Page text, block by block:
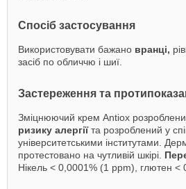
Спосіб застосування
Використовувати бажано вранці,
засіб по обличчю і шиї.
Застереження та
Зміцнюючий крем Antiox
ризику алергіїта розроблений у
університетськими інститутами.
протестовано на чутливій шкірі.
Нікель < 0,0001% (1 ppm), глютен <